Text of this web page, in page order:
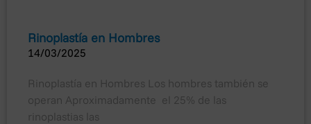
Rinoplastía en Hombres
14/03/2025
Rinoplastía en Hombres Los hombres también se
operan Aproximadamente el 25% de las
rinoplastias las